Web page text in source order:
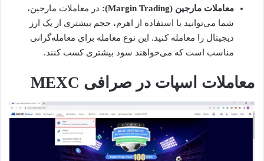
معاملات مارجین (Margin Trading):
در معاملات مارجین،
شما می‌توانید با استفاده از اهرم، حجم بیشتری از یک ارز
دیجیتال را معامله کنید. این نوع معامله برای معامله‌گرانی
مناسب است که می‌خواهند سود بیشتری کسب کنند.
معاملات اسپات در صرافی MEXC